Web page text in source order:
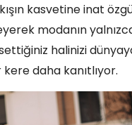
kasvetine inat
modanın
halinizi
daha kanıtlıyor.